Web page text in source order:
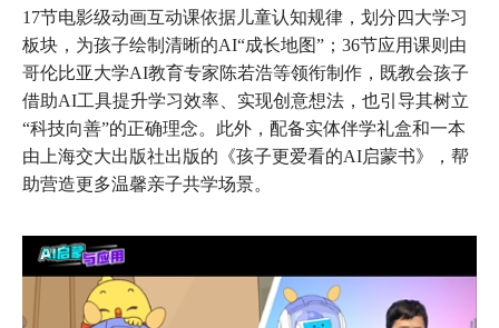
17节电影级动画互动课依据儿童认知规律，划分四大学习
板块，为孩子绘制清晰的AI“成长地图”；36节应用课则由
哥伦比亚大学AI教育专家陈若浩等领衔制作，既教会孩子
借助AI工具提升学习效率、实现创意想法，也引导其树立
“科技向善”的正确理念。此外，配备实体伴学礼盒和一本
由上海交大出版社出版的《孩子更爱看的AI启蒙书》，帮
助营造更多温馨亲子共学场景。